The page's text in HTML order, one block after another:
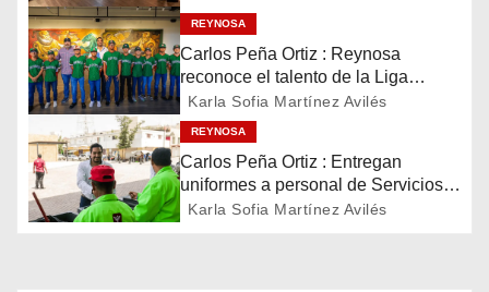
c
i
ó
n
d
REYNOSA
Carlos Peña Ortiz : Reynosa
reconoce el talento de la Liga
Treviño Kelly, subcampeona
latinoamericana
Karla Sofia Martínez Avilés
REYNOSA
Carlos Peña Ortiz : Entregan
uniformes a personal de Servicios
Públicos de Reynosa
Karla Sofia Martínez Avilés